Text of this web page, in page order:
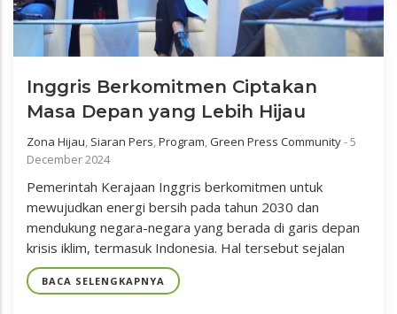
Inggris Berkomitmen Ciptakan
Masa Depan yang Lebih Hijau
Zona Hijau, Siaran Pers,Program,Green Press Community-5
December 2024
Pemerintah Kerajaan Inggris berkomitmen untuk
mewujudkan energi bersih pada tahun 2030 dan
mendukung negara-negara yang berada di garis depan
krisis iklim, termasuk Indonesia. Hal tersebut sejalan
BACA SELENGKAPNYA